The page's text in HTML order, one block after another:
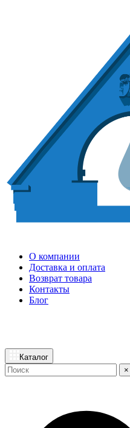
О компании
Доставка и оплата
Возврат товара
Контакты
Блог
Каталог
×